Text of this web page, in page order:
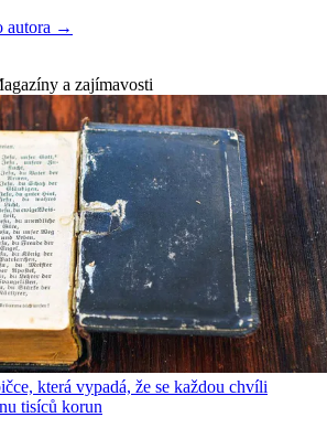
autora →
a zajímavosti
která vypadá, že se každou chvíli
tisíců korun